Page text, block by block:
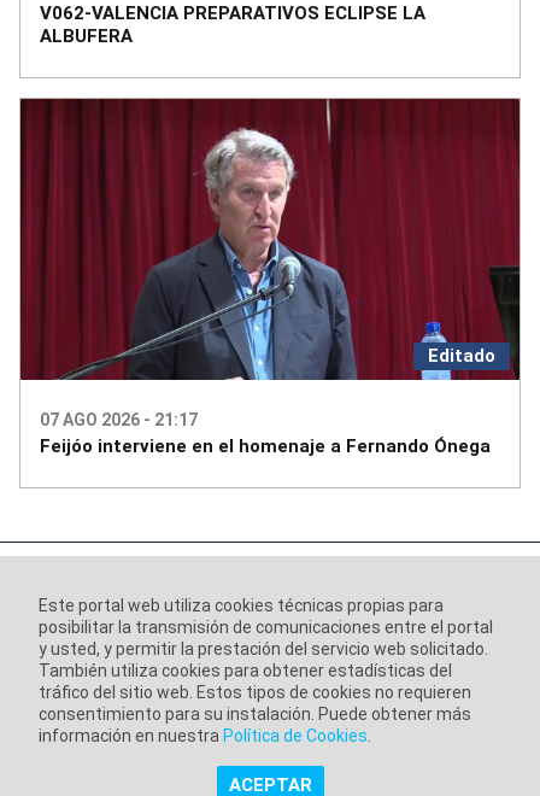
V062-VALENCIA PREPARATIVOS ECLIPSE LA
ALBUFERA
Editado
07 AGO 2026 - 21:17
Feijóo interviene en el homenaje a Fernando Ónega
Información corporativa
Aviso Legal
Política de Privacidad
Este portal web utiliza cookies técnicas propias para
posibilitar la transmisión de comunicaciones entre el portal
y usted, y permitir la prestación del servicio web solicitado.
También utiliza cookies para obtener estadísticas del
tráfico del sitio web. Estos tipos de cookies no requieren
consentimiento para su instalación. Puede obtener más
información en nuestra Política de Cookies
ACEPTAR